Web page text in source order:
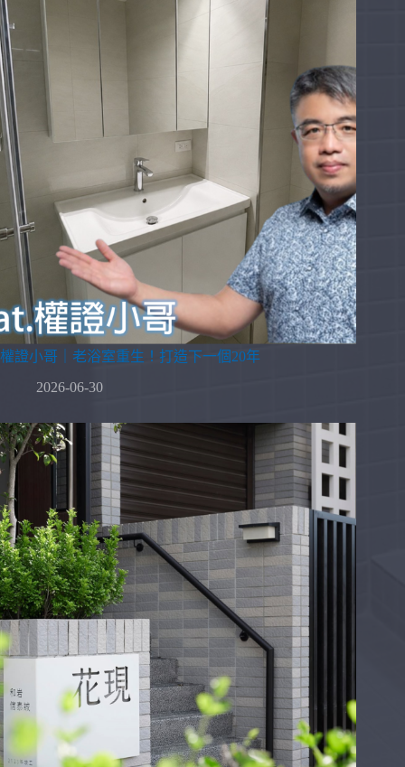
權證小哥｜老浴室重生！打造下一個20年
2026-06-30